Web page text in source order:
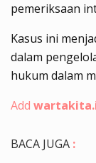
pemeriksaan
Kasus ini
dalam
hukum dalam
Add
BACA JUGA :